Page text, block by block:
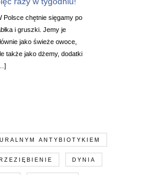
Polsce chętnie sięgamy po
i gruszki. Jemy je
jako świeże owoce,
także jako dżemy, dodatki
ANTYBIOTYKIEM
DYNIA